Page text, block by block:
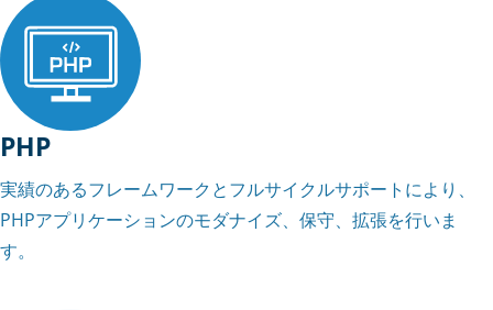
PHP
実績のあるフレームワークとフルサイクルサポートにより、
PHPアプリケーションのモダナイズ、保守、拡張を行いま
す。